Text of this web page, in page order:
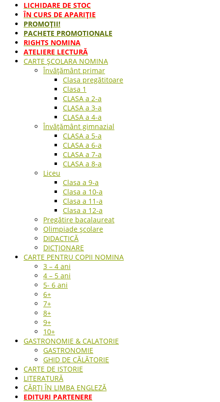
LICHIDARE DE STOC
ÎN CURS DE APARIŢIE
PROMOȚII!
PACHETE PROMOTIONALE
RIGHTS NOMINA
ATELIERE LECTURĂ
CARTE ŞCOLARA NOMINA
Învățământ primar
Clasa pregătitoare
Clasa 1
CLASA a 2-a
CLASA a 3-a
CLASA a 4-a
Învățământ gimnazial
CLASA a 5-a
CLASA a 6-a
CLASA a 7-a
CLASA a 8-a
Liceu
Clasa a 9-a
Clasa a 10-a
Clasa a 11-a
Clasa a 12-a
Pregătire bacalaureat
Olimpiade școlare
DIDACTICĂ
DICȚIONARE
CARTE PENTRU COPII NOMINA
3 – 4 ani
4 – 5 ani
5- 6 ani
6+
7+
8+
9+
10+
GASTRONOMIE & CALATORIE
GASTRONOMIE
GHID DE CĂLĂTORIE
CARTE DE ISTORIE
LITERATURĂ
CĂRȚI ÎN LIMBA ENGLEZĂ
EDITURI PARTENERE